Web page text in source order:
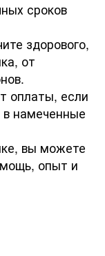
сроков
здорового,
от
оплаты, если
намеченные
вы можете
опыт и